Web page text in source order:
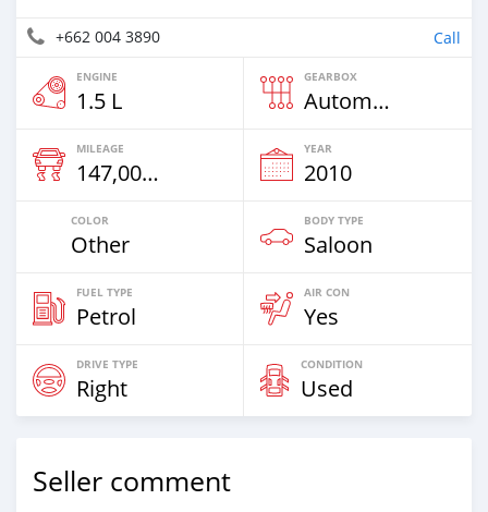
+662 004 3890 Call
ENGINE
1.5 L
GEARBOX
Automatic
MILEAGE
147,000 Km
YEAR
2010
COLOR
Other
BODY TYPE
Saloon
FUEL TYPE
Petrol
AIR CON
Yes
DRIVE TYPE
Right
CONDITION
Used
Seller comment